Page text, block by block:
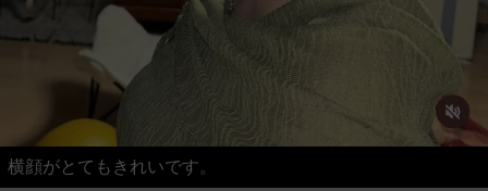
横顔がとてもきれいです。